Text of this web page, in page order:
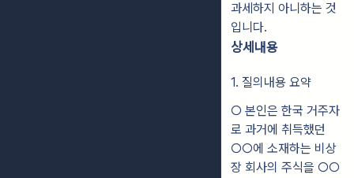
과세하지 아니하는 것
입니다.
상세내용
1. 질의내용 요약
○ 본인은 한국 거주자
로 과거에 취득했던
○○에 소재하는 비상
장 회사의 주식을 ○○